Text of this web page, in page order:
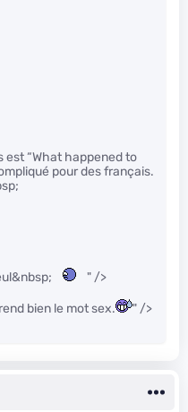
est “What happened to
pour des français.
" />
bien le mot sex. " />